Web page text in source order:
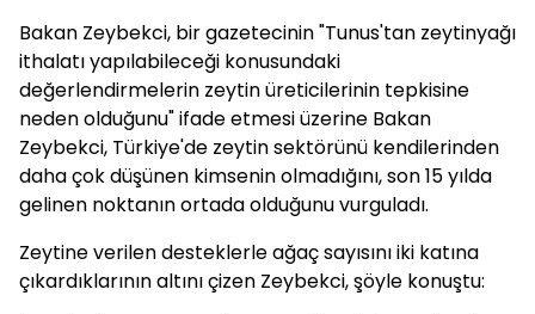
Bakan Zeybekci, bir gazetecinin "Tunus'tan zeytinyağı
ithalatı yapılabileceği konusundaki
değerlendirmelerin zeytin üreticilerinin tepkisine
neden olduğunu" ifade etmesi üzerine Bakan
Zeybekci, Türkiye'de zeytin sektörünü kendilerinden
daha çok düşünen kimsenin olmadığını, son 15 yılda
gelinen noktanın ortada olduğunu vurguladı.
Zeytine verilen desteklerle ağaç sayısını iki katına
çıkardıklarının altını çizen Zeybekci, şöyle konuştu: